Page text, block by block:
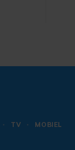
TV
MOBIEL